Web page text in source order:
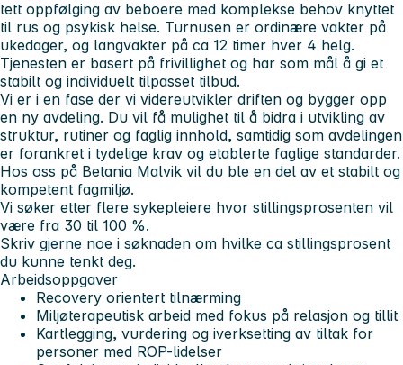
tett oppfølging av beboere med komplekse behov knyttet
til rus og psykisk helse. Turnusen er ordinære vakter på
ukedager, og langvakter på ca 12 timer hver 4 helg.
Tjenesten er basert på frivillighet og har som mål å gi et
stabilt og individuelt tilpasset tilbud.
Vi er i en fase der vi videreutvikler driften og bygger opp
en ny avdeling. Du vil få mulighet til å bidra i utvikling av
struktur, rutiner og faglig innhold, samtidig som avdelingen
er forankret i tydelige krav og etablerte faglige standarder.
Hos oss på Betania Malvik vil du ble en del av et stabilt og
kompetent fagmiljø.
Vi søker etter flere sykepleiere hvor stillingsprosenten vil
være fra 30 til 100 %.
Skriv gjerne noe i søknaden om hvilke ca stillingsprosent
du kunne tenkt deg.
Arbeidsoppgaver
Recovery orientert tilnærming
Miljøterapeutisk arbeid med fokus på relasjon og tillit
Kartlegging, vurdering og iverksetting av tiltak for
personer med ROP-lidelser